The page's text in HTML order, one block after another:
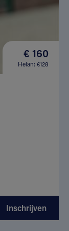
€ 160
Helan: €128
Inschrijven